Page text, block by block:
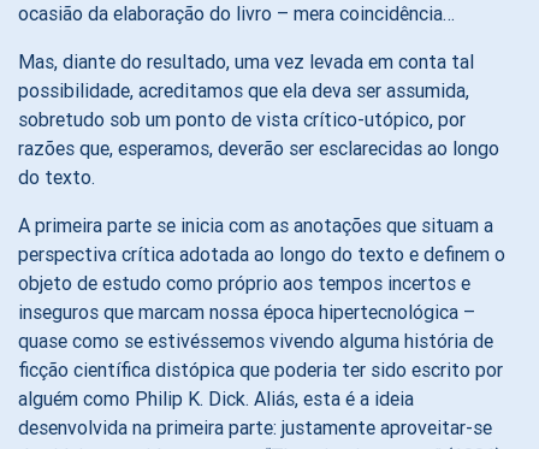
ocasião da elaboração do livro – mera coincidência…
Mas, diante do resultado, uma vez levada em conta tal
possibilidade, acreditamos que ela deva ser assumida,
sobretudo sob um ponto de vista crítico-utópico, por
razões que, esperamos, deverão ser esclarecidas ao longo
do texto.
A primeira parte se inicia com as anotações que situam a
perspectiva crítica adotada ao longo do texto e definem o
objeto de estudo como próprio aos tempos incertos e
inseguros que marcam nossa época hipertecnológica –
quase como se estivéssemos vivendo alguma história de
ficção científica distópica que poderia ter sido escrito por
alguém como Philip K. Dick. Aliás, esta é a ideia
desenvolvida na primeira parte: justamente aproveitar-se